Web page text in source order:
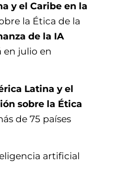
y el Caribe en la
la Ética de la
de la IA
en julio en
Latina y el
sobre la Ética
de 75 países
artificial